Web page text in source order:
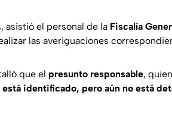
asistió el personal de la Fiscalía
las averiguaciones
que el presunto responsable,
está identificado, pero aún no está